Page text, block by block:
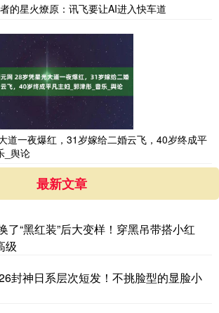
的星火燎原：讯飞要让AI进入快车道
道一夜爆红，31岁嫁给二婚云飞，40岁终成平
_舆论
最新文章
了“黑红装”后大变样！穿黑吊带搭小红
级
封神日系层次短发！不挑脸型的显脸小